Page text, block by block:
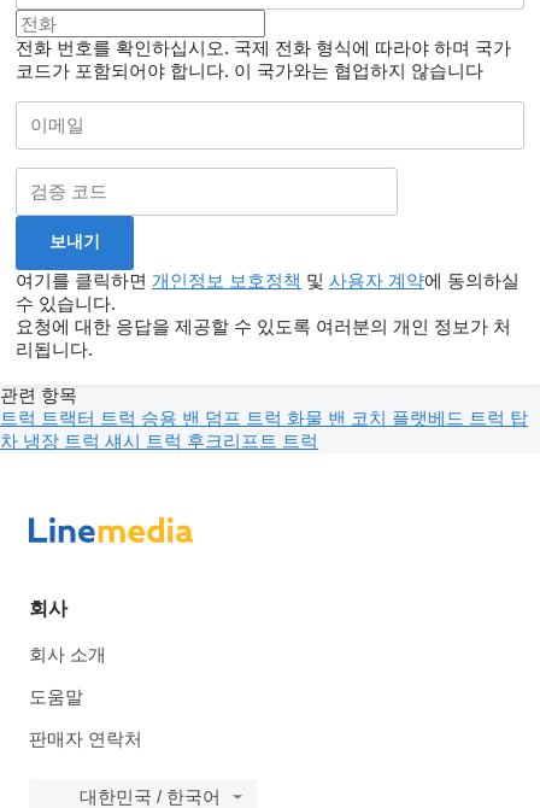
전화 번호를 확인하십시오. 국제 전화 형식에 따라야 하며 국가
코드가 포함되어야 합니다. 이 국가와는 협업하지 않습니다
여기를 클릭하면 개인정보 보호정책 및 사용자 계약에 동의하실
수 있습니다.
요청에 대한 응답을 제공할 수 있도록 여러분의 개인 정보가 처
리됩니다.
관련 항목
트럭 트랙터 트럭 승용 밴 덤프 트럭 화물 밴 코치 플랫베드 트럭 탑
차 냉장 트럭 섀시 트럭 후크리프트 트럭
회사
회사 소개
도움말
판매자 연락처
대한민국 / 한국어